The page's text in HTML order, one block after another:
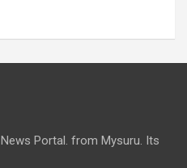
Portal. from Mysuru. Its